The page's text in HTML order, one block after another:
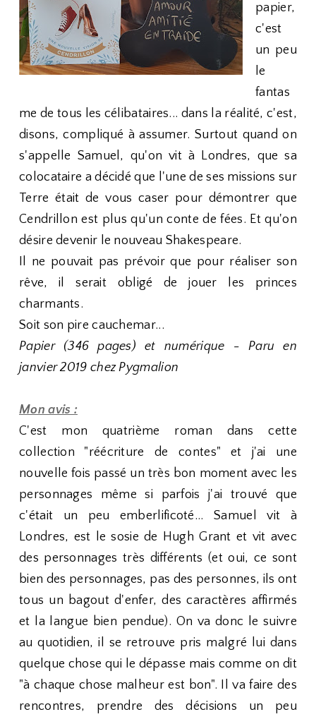
papier,
c'est
un peu
le
fantas
me de tous les célibataires... dans la réalité, c'est,
disons, compliqué à assumer. Surtout quand on
s'appelle Samuel, qu'on vit à Londres, que sa
colocataire a décidé que l'une de ses missions sur
Terre était de vous caser pour démontrer que
Cendrillon est plus qu'un conte de fées. Et qu'on
désire devenir le nouveau Shakespeare.
Il ne pouvait pas prévoir que pour réaliser son
rêve, il serait obligé de jouer les princes
charmants.
Soit son pire cauchemar...
Papier (346 pages) et numérique - Paru en
janvier 2019 chez Pygmalion
Mon avis :
C'est mon quatrième roman dans cette
collection "réécriture de contes" et j'ai une
nouvelle fois passé un très bon moment avec les
personnages même si parfois j'ai trouvé que
c'était un peu emberlificoté... Samuel vit à
Londres, est le sosie de Hugh Grant et vit avec
des personnages très différents (et oui, ce sont
bien des personnages, pas des personnes, ils ont
tous un bagout d'enfer, des caractères affirmés
et la langue bien pendue). On va donc le suivre
au quotidien, il se retrouve pris malgré lui dans
quelque chose qui le dépasse mais comme on dit
"à chaque chose malheur est bon". Il va faire des
rencontres, prendre des décisions un peu